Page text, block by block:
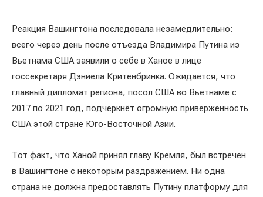
Реакция Вашингтона последовала незамедлительно:
всего через день после отъезда Владимира Путина из
Вьетнама США заявили о себе в Ханое в лице
госсекретаря Дэниела Критенбринка. Ожидается, что
главный дипломат региона, посол США во Вьетнаме с
2017 по 2021 год, подчеркнёт огромную приверженность
США этой стране Юго-Восточной Азии.
Тот факт, что Ханой принял главу Кремля, был встречен
в Вашингтоне с некоторым раздражением. Ни одна
страна не должна предоставлять Путину платформу для